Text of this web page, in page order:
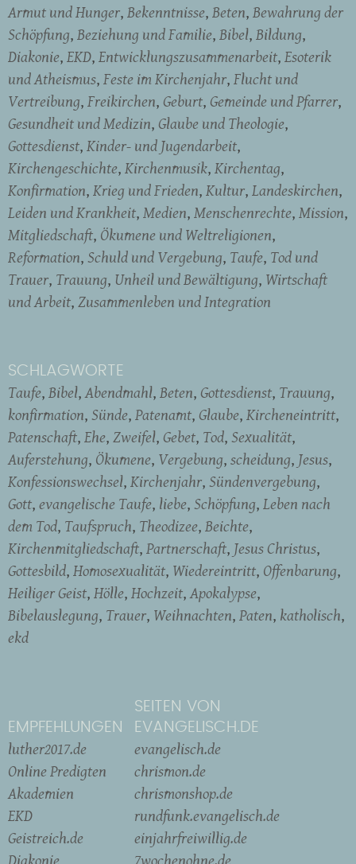
Armut und Hunger Bekenntnisse Beten Bewahrung der
Schöpfung Beziehung und Familie Bibel Bildung
Diakonie EKD Entwicklungszusammenarbeit Esoterik
und Atheismus Feste im Kirchenjahr Flucht und
Vertreibung Freikirchen Geburt Gemeinde und Pfarrer
Gesundheit und Medizin Glaube und Theologie
Gottesdienst Kinder- und Jugendarbeit
Kirchengeschichte Kirchenmusik Kirchentag
Konfirmation Krieg und Frieden Kultur Landeskirchen
Leiden und Krankheit Medien Menschenrechte Mission
Mitgliedschaft Ökumene und Weltreligionen
Reformation Schuld und Vergebung Taufe Tod und
Trauer Trauung Unheil und Bewältigung Wirtschaft
und Arbeit Zusammenleben und Integration
SCHLAGWORTE
Taufe Bibel Abendmahl Beten Gottesdienst Trauung
konfirmation Sünde Patenamt Glaube Kircheneintritt
Patenschaft Ehe Zweifel Gebet Tod Sexualität
Auferstehung Ökumene Vergebung scheidung Jesus
Konfessionswechsel Kirchenjahr Sündenvergebung
Gott evangelische Taufe liebe Schöpfung Leben nach
dem Tod Taufspruch Theodizee Beichte
Kirchenmitgliedschaft Partnerschaft Jesus Christus
Gottesbild Homosexualität Wiedereintritt Offenbarung
Heiliger Geist Hölle Hochzeit Apokalypse
Bibelauslegung Trauer Weihnachten Paten katholisch
ekd
EMPFEHLUNGEN
luther2017.de
Online Predigten
Akademien
EKD
Geistreich.de
SEITEN VON
EVANGELISCH.DE
evangelisch.de
chrismon.de
chrismonshop.de
rundfunk.evangelisch.de
einjahrfreiwillig.de